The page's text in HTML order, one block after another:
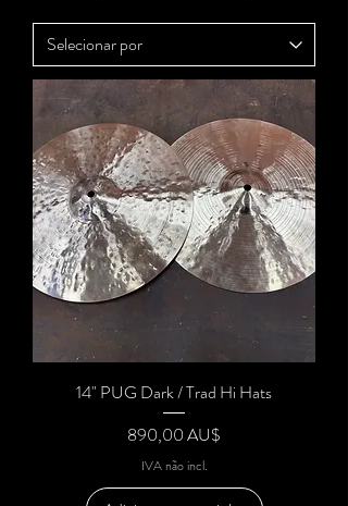
14" PUG Dark / Trad Hi Hats
Preço
890,00 AU$
IVA não incl.